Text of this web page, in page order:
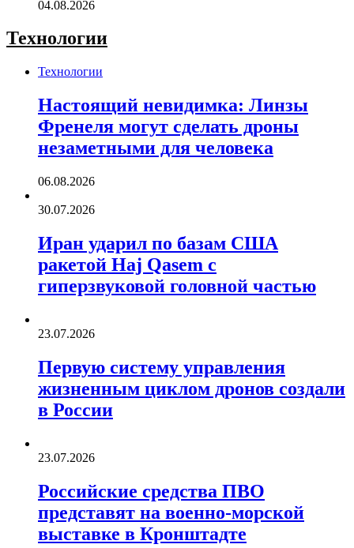
04.08.2026
Технологии
Технологии
Настоящий невидимка: Линзы
Френеля могут сделать дроны
незаметными для человека
06.08.2026
30.07.2026
Иран ударил по базам США
ракетой Haj Qasem с
гиперзвуковой головной частью
23.07.2026
Первую систему управления
жизненным циклом дронов создали
в России
23.07.2026
Российские средства ПВО
представят на военно-морской
выставке в Кронштадте